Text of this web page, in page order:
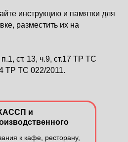
инструкцию и памятки для
разместить их на
ст. 13, ч.9, ст.17 ТР ТС
ТР ТС 022/2011.
и
к кафе, ресторану,